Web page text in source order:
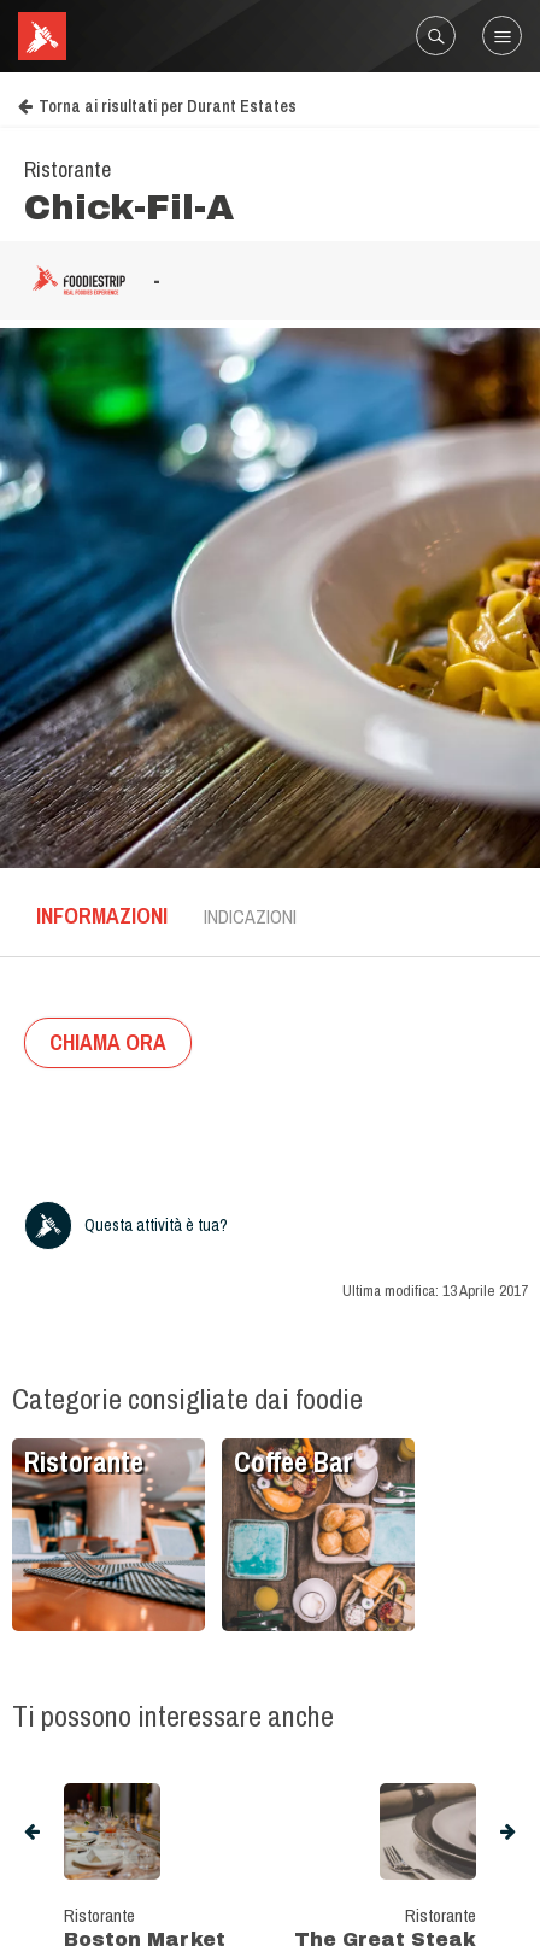
Torna ai risultati per Durant Estates
Ristorante
Chick-Fil-A
-
INFORMAZIONI INDICAZIONI
CHIAMA ORA
Questa attività è tua?
Ultima modifica: 13 Aprile 2017
Categorie consigliate dai foodie
Ristorante Coffee Bar
Ti possono interessare anche
Ristorante
Boston Market
Ristorante
The Great Steak